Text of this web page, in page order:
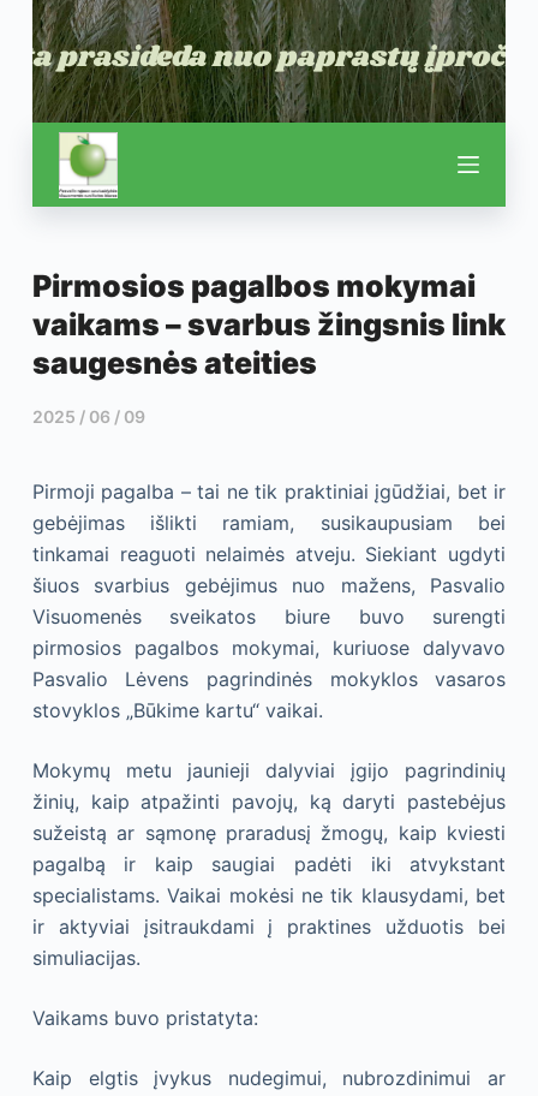
Pirmosios pagalbos mokymai
vaikams – svarbus žingsnis link
saugesnės ateities
2025 / 06 / 09
Pirmoji pagalba – tai ne tik praktiniai įgūdžiai, bet ir
gebėjimas išlikti ramiam, susikaupusiam bei
tinkamai reaguoti nelaimės atveju. Siekiant ugdyti
šiuos svarbius gebėjimus nuo mažens, Pasvalio
Visuomenės sveikatos biure buvo surengti
pirmosios pagalbos mokymai, kuriuose dalyvavo
Pasvalio Lėvens pagrindinės mokyklos vasaros
stovyklos „Būkime kartu“ vaikai.
Mokymų metu jaunieji dalyviai įgijo pagrindinių
žinių, kaip atpažinti pavojų, ką daryti pastebėjus
sužeistą ar sąmonę praradusį žmogų, kaip kviesti
pagalbą ir kaip saugiai padėti iki atvykstant
specialistams. Vaikai mokėsi ne tik klausydami, bet
ir aktyviai įsitraukdami į praktines užduotis bei
simuliacijas.
Vaikams buvo pristatyta:
Kaip elgtis įvykus nudegimui, nubrozdinimui ar